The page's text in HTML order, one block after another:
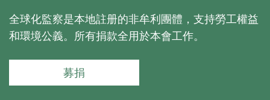
全球化監察是本地註册的非牟利團體，支持勞工權益
和環境公義。所有捐款全用於本會工作。
募捐